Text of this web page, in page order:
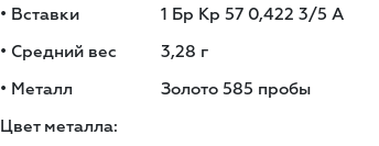
• Вставки 1 Бр Кр 57 0,422 3/5 А
• Средний вес 3,28 г
• Металл Золото 585 пробы
Цвет металла: